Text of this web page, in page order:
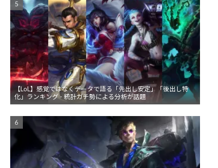
【LoL】感覚ではなくデータで語る「先出し安定」「後出し特
化」ランキング - 統計ガチ勢による分析が話題